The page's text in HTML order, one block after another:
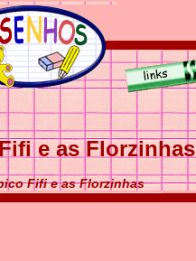
e as Florzinhas
Fifi e as Florzinhas